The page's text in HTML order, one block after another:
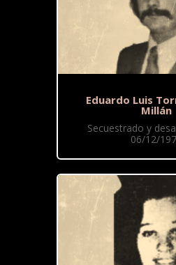
Eduardo Luis
Millán
Secuestrado y
06/12/